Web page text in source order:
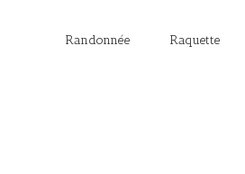
Randonnée Raquette